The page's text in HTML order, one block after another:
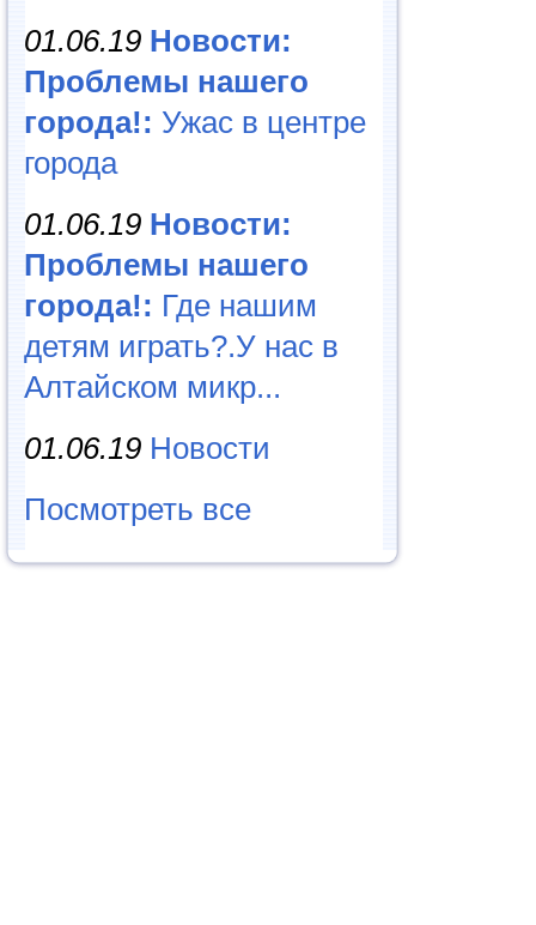
01.06.19 Новости:
Проблемы нашего
города!: Ужас в центре
города
01.06.19 Новости:
Проблемы нашего
города!: Где нашим
детям играть?.У нас в
Алтайском микр...
01.06.19 Новости
Посмотреть все